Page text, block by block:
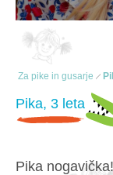
Za pike in gusarje
Pika, 3 leta
Pika nogavička!